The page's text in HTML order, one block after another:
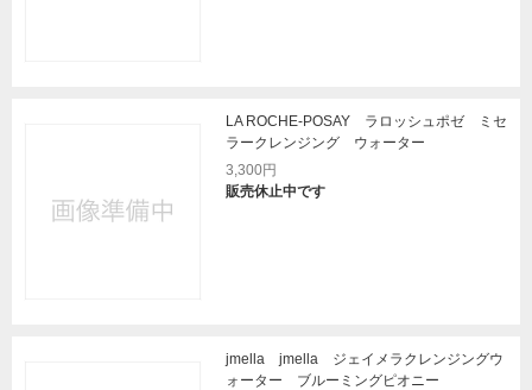
LA ROCHE-POSAY ラロッシュポゼ ミセ
ラークレンジング ウォーター
3,300円
販売休止中です
jmella jmella ジェイメラクレンジングウ
ォーター ブルーミングピオニー